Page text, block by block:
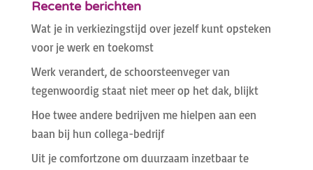
Recente berichten
Wat je in verkiezingstijd over jezelf kunt opsteken
voor je werk en toekomst
Werk verandert, de schoorsteenveger van
tegenwoordig staat niet meer op het dak, blijkt
Hoe twee andere bedrijven me hielpen aan een
baan bij hun collega-bedrijf
Uit je comfortzone om duurzaam inzetbaar te